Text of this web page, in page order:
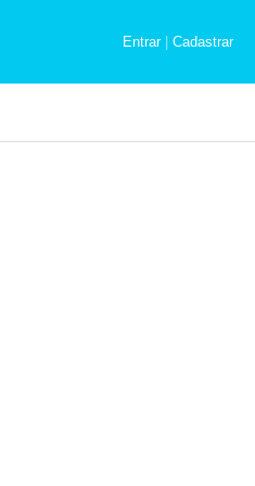
Entrar | Cadastrar